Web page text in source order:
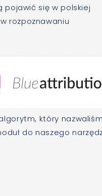
pojawić się w polskiej
rozpoznawaniu
który
do naszego